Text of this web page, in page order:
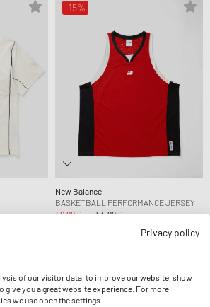
-15%
New Balance
BASKETBALL PERFORMANCE JERSEY
46,99 €
54,99 €
Privacy policy
of our visitor data, to improve our website, show
give you a great website experience. For more
we use open the settings.